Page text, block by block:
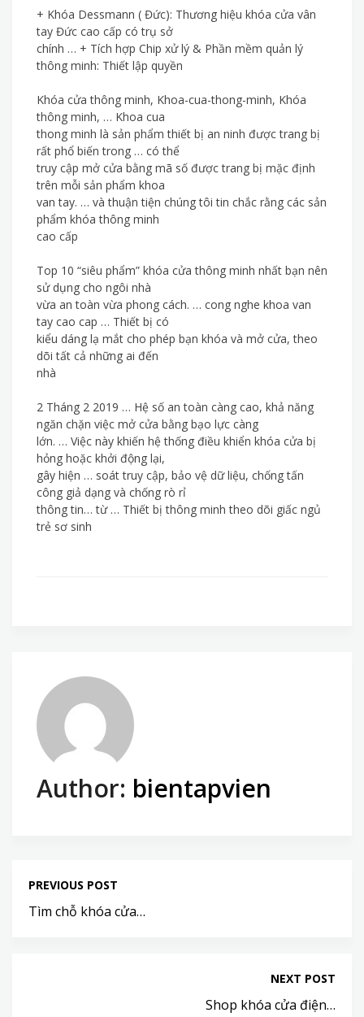
+ Khóa Dessmann ( Đức): Thương hiệu khóa cửa vân
tay Đức cao cấp có trụ sở
chính … + Tích hợp Chip xử lý & Phần mềm quản lý
thông minh: Thiết lập quyền
Khóa cửa thông minh, Khoa-cua-thong-minh, Khóa
thông minh, … Khoa cua
thong minh là sản phẩm thiết bị an ninh được trang bị
rất phổ biến trong … có thể
truy cập mở cửa bằng mã số được trang bị mặc định
trên mỗi sản phẩm khoa
van tay. … và thuận tiện chúng tôi tin chắc rằng các sản
phẩm khóa thông minh
cao cấp
Top 10 “siêu phẩm” khóa cửa thông minh nhất bạn nên
sử dụng cho ngôi nhà
vừa an toàn vừa phong cách. … cong nghe khoa van
tay cao cap … Thiết bị có
kiểu dáng lạ mắt cho phép bạn khóa và mở cửa, theo
dõi tất cả những ai đến
nhà
2 Tháng 2 2019 … Hệ số an toàn càng cao, khả năng
ngăn chặn việc mở cửa bằng bạo lực càng
lớn. … Việc này khiến hệ thống điều khiển khóa cửa bị
hỏng hoặc khởi động lại,
gây hiện … soát truy cập, bảo vệ dữ liệu, chống tấn
công giả dạng và chống rò rỉ
thông tin… từ … Thiết bị thông minh theo dõi giấc ngủ
trẻ sơ sinh
Author: bientapvien
PREVIOUS POST
Tìm chỗ khóa cửa…
NEXT POST
Shop khóa cửa điện…